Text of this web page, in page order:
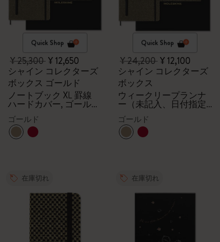
Quick Shop
¥ 25,300¥ 12,650
シャイン コレクターズ
ボックス ゴールド
ノートブック XL 罫線
ハードカバー, ゴールド
エンヴェロープ,
Kaweco（カヴェコ）万
年筆（ブラック）
ゴールド
Quick Shop
¥ 24,200¥ 12,100
シャイン コレクターズ
ボックス
ウィークリープランナ
ー（未記入、日付指定
なし）、封筒、Kaweco
万年筆、ゴールド
ゴールド
在庫切れ 在庫切れ